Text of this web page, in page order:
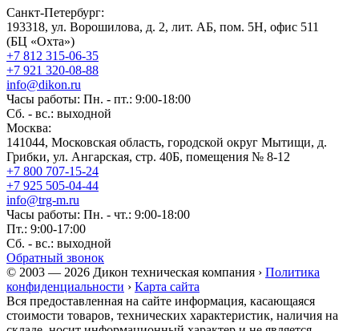
Санкт-Петербург:
193318, ул. Ворошилова, д. 2, лит. АБ, пом. 5Н, офис 511
(БЦ «Охта»)
+7 812 315-06-35
+7 921 320-08-88
info@dikon.ru
Часы работы: Пн. - пт.: 9:00-18:00
Сб. - вс.: выходной
Москва:
141044, Московская область, городской округ Мытищи, д.
Грибки, ул. Ангарская, стр. 40Б, помещения № 8-12
+7 800 707-15-24
+7 925 505-04-44
info@trg-m.ru
Часы работы: Пн. - чт.: 9:00-18:00
Пт.: 9:00-17:00
Сб. - вс.: выходной
Обратный звонок
© 2003 — 2026 Дикон техническая компания › Политика
конфиденциальности › Карта сайта
Вся предоставленная на сайте информация, касающаяся
стоимости товаров, технических характеристик, наличия на